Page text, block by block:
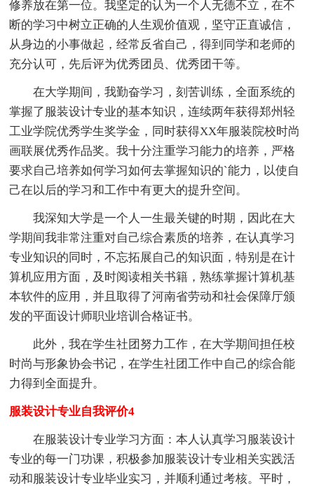
修养放在第一位。我坚定的认为一个人无德不立，在不
断的学习中树立正确的人生观价值观，坚守正直诚信，
从身边的小事做起，经常反省自己，得到同学和老师的
充分认可，先后评为优秀团员、优秀团干等。
在大学期间，我勤奋学习，刻苦训练，全面系统的
掌握了服装设计专业的基本知识，连续两年获得郑州轻
工业学院优秀学生奖学金，同时获得XX年服装院校时尚
画联展优秀作品奖。我十分注重学习能力的培养，严格
要求自己培养如何学习如何去掌握知识的`能力，以使自
己在以后的学习和工作中有更大的提升空间。
我深知大学是一个人一生最关键的时期，因此在大
学期间我非常注重对自己综合素质的培养，在认真学习
专业知识的同时，不忘拓展自己的知识面，特别是在计
算机应用方面，及时阅读相关书籍，熟练掌握计算机基
本软件的应用，并且取得了河南省劳动和社会保障厅颁
发的平面设计师职业培训合格证书。
此外，我在学生社团努力工作，在大学期间担任校
时尚与形象协会书记，在学生社团工作中自己的综合能
力得到全面提升。
服装设计专业自我评价4
在服装设计专业学习方面：本人认真学习服装设计
专业的每一门功课，积极参加服装设计专业相关实践活
动和服装设计专业毕业实习，并顺利通过考核。平时，